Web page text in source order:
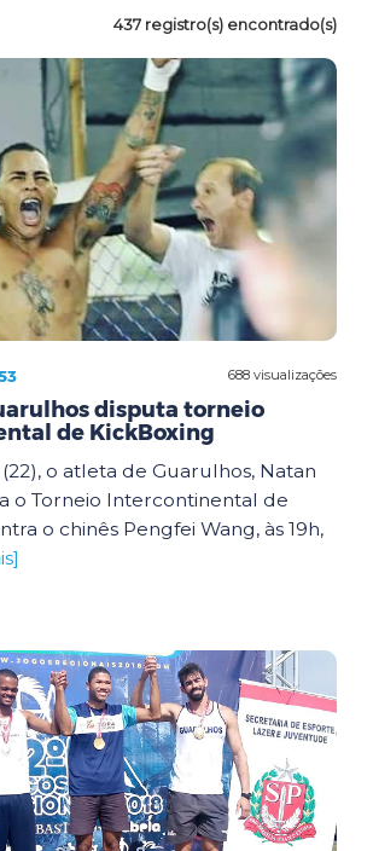
437 registro(s) encontrado(s)
688 visualizações
disputa torneio
de KickBoxing
o atleta de Guarulhos, Natan
o Torneio Intercontinental de
o chinês Pengfei Wang, às 19h,